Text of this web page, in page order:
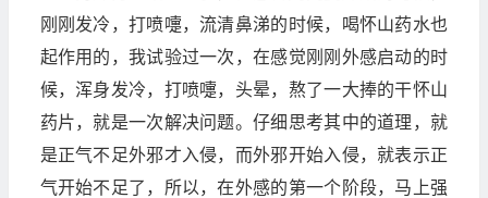
刚刚发冷，打喷嚏，流清鼻涕的时候，喝怀山药水也
起作用的，我试验过一次，在感觉刚刚外感启动的时
候，浑身发冷，打喷嚏，头晕，熬了一大捧的干怀山
药片，就是一次解决问题。仔细思考其中的道理，就
是正气不足外邪才入侵，而外邪开始入侵，就表示正
气开始不足了，所以，在外感的第一个阶段，马上强